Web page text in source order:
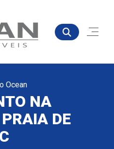
Ocean
NA
DE